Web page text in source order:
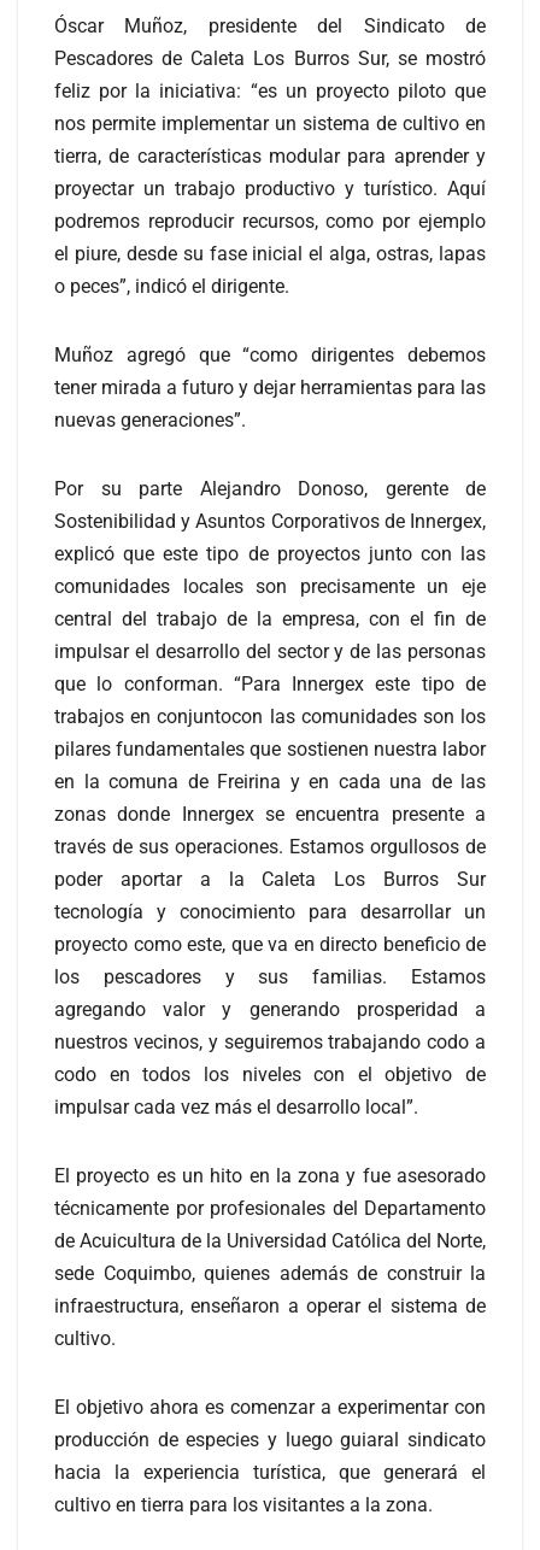
Óscar Muñoz, presidente del Sindicato de
Pescadores de Caleta Los Burros Sur, se mostró
feliz por la iniciativa: “es un proyecto piloto que
nos permite implementar un sistema de cultivo en
tierra, de características modular para aprender y
proyectar un trabajo productivo y turístico. Aquí
podremos reproducir recursos, como por ejemplo
el piure, desde su fase inicial el alga, ostras, lapas
o peces”, indicó el dirigente.
Muñoz agregó que “como dirigentes debemos
tener mirada a futuro y dejar herramientas para las
nuevas generaciones”.
Por su parte Alejandro Donoso, gerente de
Sostenibilidad y Asuntos Corporativos de Innergex,
explicó que este tipo de proyectos junto con las
comunidades locales son precisamente un eje
central del trabajo de la empresa, con el fin de
impulsar el desarrollo del sector y de las personas
que lo conforman. “Para Innergex este tipo de
trabajos en conjuntocon las comunidades son los
pilares fundamentales que sostienen nuestra labor
en la comuna de Freirina y en cada una de las
zonas donde Innergex se encuentra presente a
través de sus operaciones. Estamos orgullosos de
poder aportar a la Caleta Los Burros Sur
tecnología y conocimiento para desarrollar un
proyecto como este, que va en directo beneficio de
los pescadores y sus familias. Estamos
agregando valor y generando prosperidad a
nuestros vecinos, y seguiremos trabajando codo a
codo en todos los niveles con el objetivo de
impulsar cada vez más el desarrollo local”.
El proyecto es un hito en la zona y fue asesorado
técnicamente por profesionales del Departamento
de Acuicultura de la Universidad Católica del Norte,
sede Coquimbo, quienes además de construir la
infraestructura, enseñaron a operar el sistema de
cultivo.
El objetivo ahora es comenzar a experimentar con
producción de especies y luego guiaral sindicato
hacia la experiencia turística, que generará el
cultivo en tierra para los visitantes a la zona.